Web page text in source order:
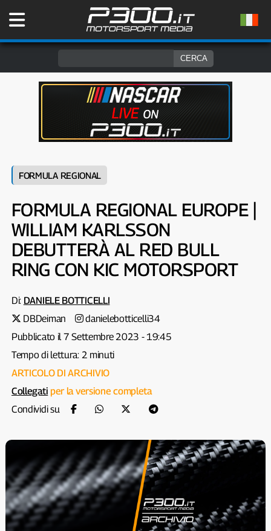
FORMULA REGIONAL
FORMULA REGIONAL EUROPE |
WILLIAM KARLSSON
DEBUTTERÀ AL RED BULL
RING CON KIC MOTORSPORT
Di: DANIELE BOTTICELLI
DBDeiman
danielebotticelli34
Pubblicato il 7 Settembre 2023 - 19:45
Tempo di lettura: 2 minuti
ARTICOLO DI ARCHIVIO
Collegati per la versione completa
Condividi su